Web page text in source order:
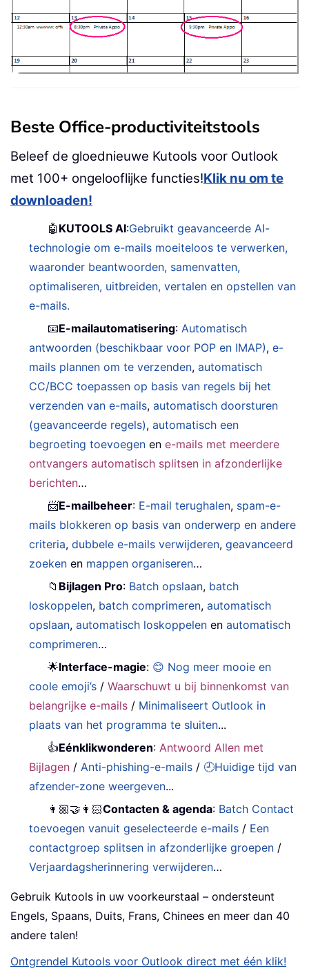
Beste Office-productiviteitstools
Beleef de gloednieuwe Kutools voor Outlook
met 100+ ongelooflijke functies!Klik nu om te
downloaden!
🤖 KUTOOLS AI:Gebruikt geavanceerde AI-
technologie om e-mails moeiteloos te verwerken,
waaronder beantwoorden, samenvatten,
optimaliseren, uitbreiden, vertalen en opstellen van
e-mails.
📧E-mailautomatisering:Automatisch
antwoorden (beschikbaar voor POP en IMAP),e-
mails plannen om te verzenden,automatisch
CC/BCC toepassen op basis van regels bij het
verzenden van e-mails,automatisch doorsturen
(geavanceerde regels),automatisch een
begroeting toevoegen ene-mails met meerdere
ontvangers automatisch splitsen in afzonderlijke
berichten…
📨E-mailbeheer: E-mail terughalen, spam-e-
mails blokkeren op basis van onderwerp en andere
criteria,dubbele e-mails verwijderen,geavanceerd
zoeken en mappen organiseren…
📁 Bijlagen Pro: Batch opslaan, batch
loskoppelen, batch comprimeren,automatisch
opslaan,automatisch loskoppelen enautomatisch
comprimeren…
🌟Interface-magie: 😊 Nog meer mooie en
coole emoji’s /Waarschuwt u bij binnenkomst van
belangrijke e-mails / Minimaliseert Outlook in
plaats van het programma te sluiten...
👍Eénklikwonderen:Antwoord Allen met
Bijlagen /Anti-phishing-e-mails / 🕘Huidige tijd van
afzender-zone weergeven...
👩🏼‍🤝‍👩🏻Contacten & agenda: Batch Contact
toevoegen vanuit geselecteerde e-mails / Een
contactgroep splitsen in afzonderlijke groepen /
Verjaardagsherinnering verwijderen…
Gebruik Kutools in uw voorkeurstaal – ondersteunt
Engels, Spaans, Duits, Frans, Chinees en meer dan 40
andere talen!
Ontgrendel Kutools voor Outlook direct met één klik!